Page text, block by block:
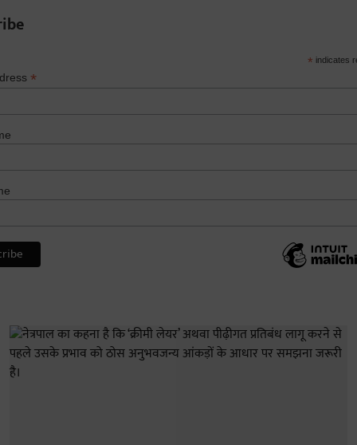
* indicates
*